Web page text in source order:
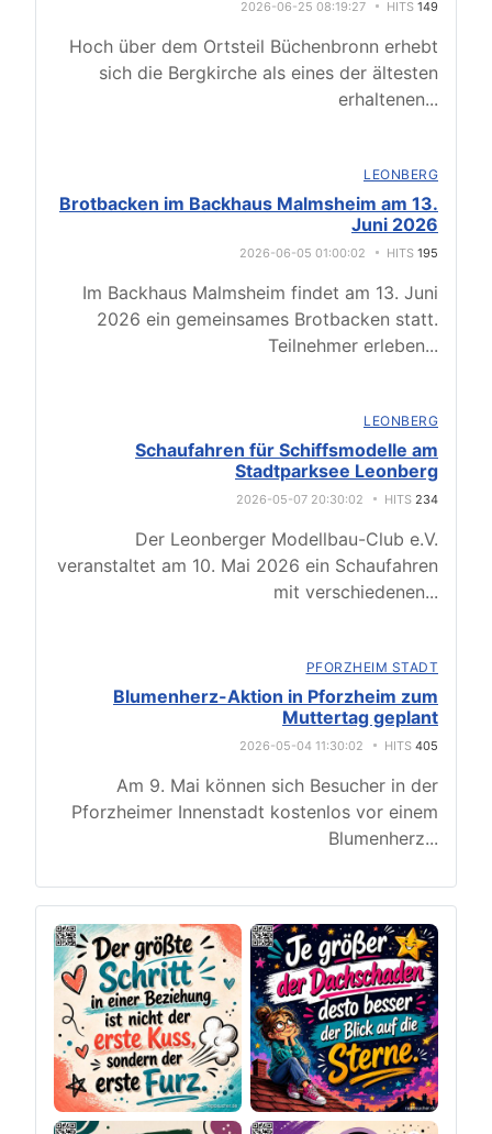
2026-06-25 08:19:27 HITS 149
Hoch über dem Ortsteil Büchenbronn erhebt
sich die Bergkirche als eines der ältesten
erhaltenen...
LEONBERG
Brotbacken im Backhaus Malmsheim am 13.
Juni 2026
2026-06-05 01:00:02 HITS 195
Im Backhaus Malmsheim findet am 13. Juni
2026 ein gemeinsames Brotbacken statt.
Teilnehmer erleben...
LEONBERG
Schaufahren für Schiffsmodelle am
Stadtparksee Leonberg
2026-05-07 20:30:02 HITS 234
Der Leonberger Modellbau-Club e.V.
veranstaltet am 10. Mai 2026 ein Schaufahren
mit verschiedenen...
PFORZHEIM STADT
Blumenherz-Aktion in Pforzheim zum
Muttertag geplant
2026-05-04 11:30:02 HITS 405
Am 9. Mai können sich Besucher in der
Pforzheimer Innenstadt kostenlos vor einem
Blumenherz...